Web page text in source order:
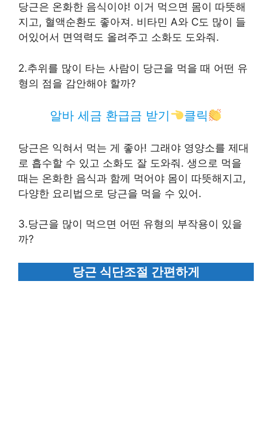
당근은 온화한 음식이야! 이거 먹으면 몸이 따뜻해
지고, 혈액순환도 좋아져. 비타민 A와 C도 많이 들
어있어서 면역력도 올려주고 소화도 도와줘.
2.추위를 많이 타는 사람이 당근을 먹을 때 어떤 유
형의 점을 감안해야 할까?
알바 세금 환급금 받기 클릭
당근은 익혀서 먹는 게 좋아! 그래야 영양소를 제대
로 흡수할 수 있고 소화도 잘 도와줘. 생으로 먹을
때는 온화한 음식과 함께 먹어야 몸이 따뜻해지고,
다양한 요리법으로 당근을 먹을 수 있어.
3.당근을 많이 먹으면 어떤 유형의 부작용이 있을
까?
당근 식단조절 간편하게